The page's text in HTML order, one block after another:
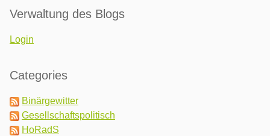
Verwaltung des Blogs
Login
Categories
Binärgewitter
Gesellschaftspolitisch
HoRadS